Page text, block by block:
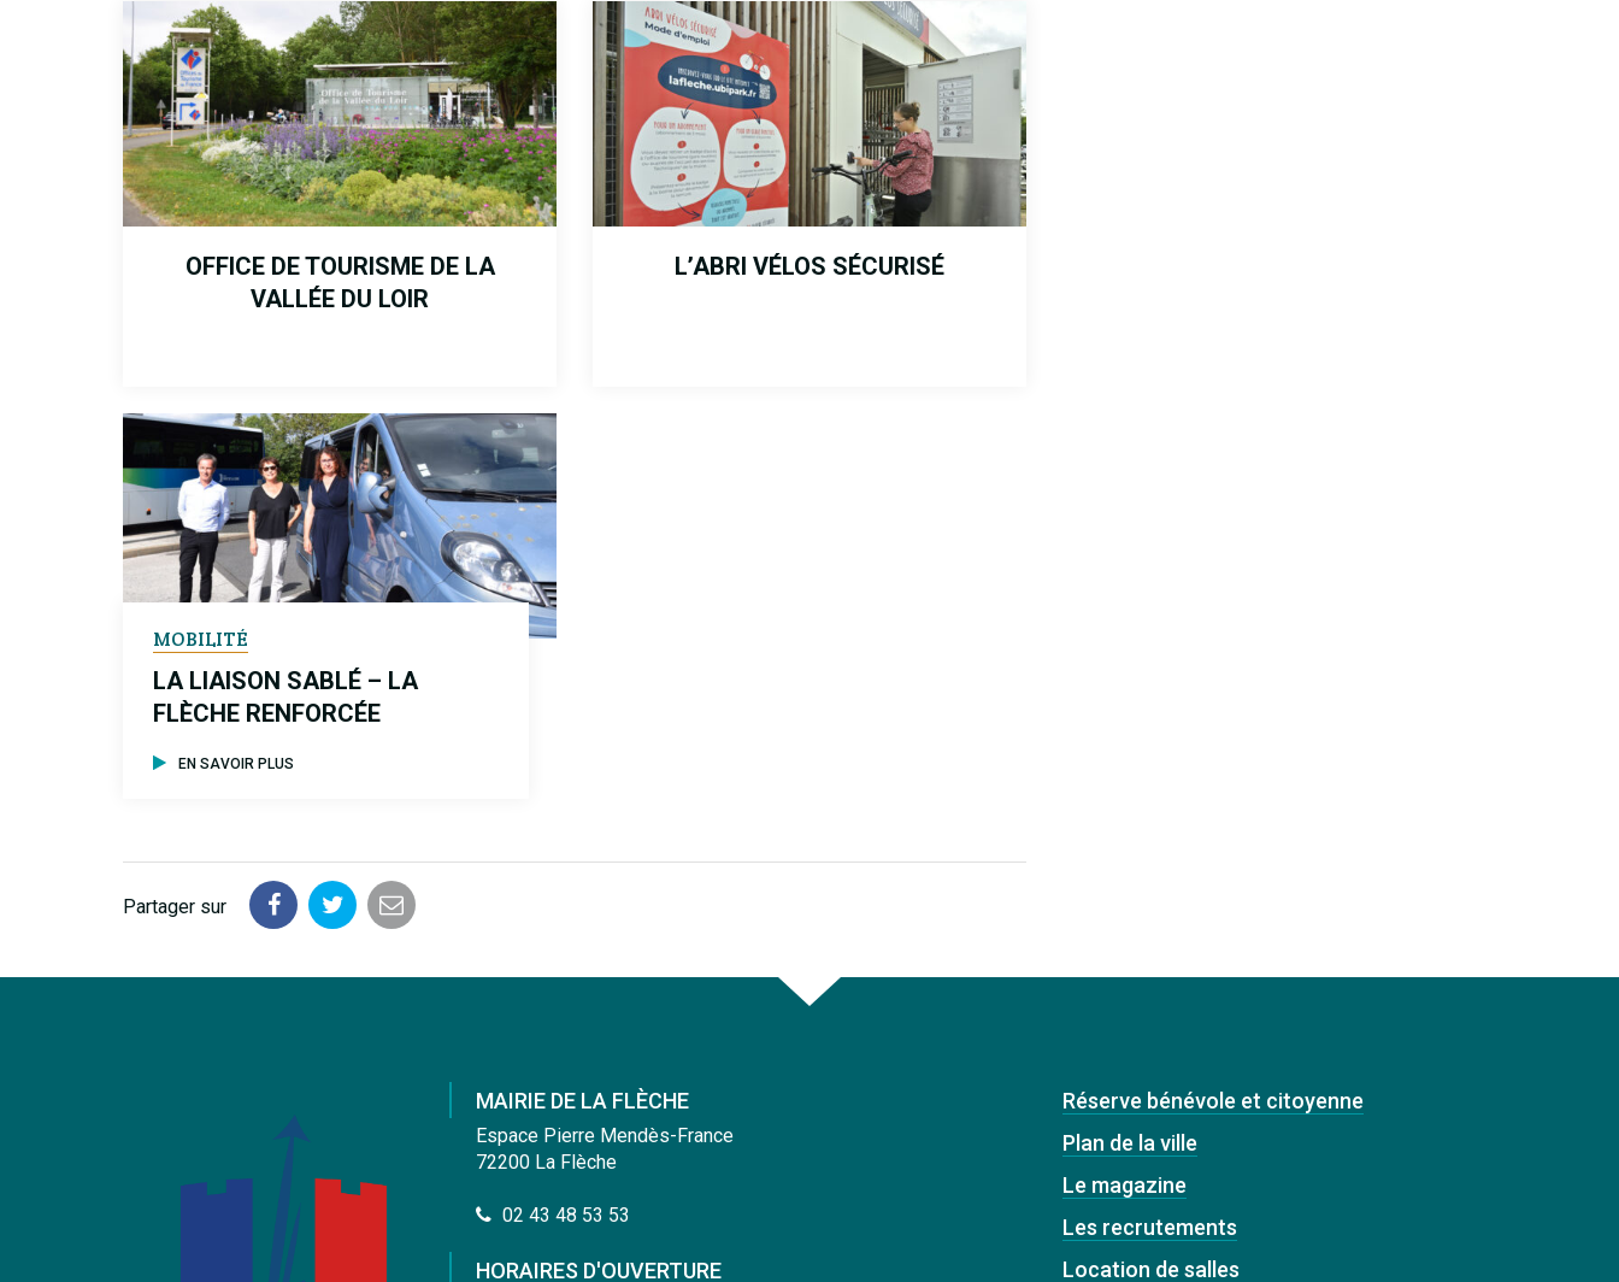
OFFICE DE TOURISME DE LA
VALLÉE DU LOIR
L’ABRI VÉLOS SÉCURISÉ
MOBILITÉ
LA LIAISON SABLÉ – LA
FLÈCHE RENFORCÉE
EN SAVOIR PLUS
Partager sur
PartagerPartagerPartager
MAIRIE DE LA FLÈCHE
Espace Pierre Mendès-France
72200 La Flèche
02 43 48 53 53
HORAIRES D'OUVERTURE
Réserve bénévole et citoyenne
Plan de la ville
Le magazine
Les recrutements
Location de salles